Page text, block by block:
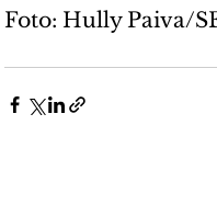
Foto: Hully Paiva/